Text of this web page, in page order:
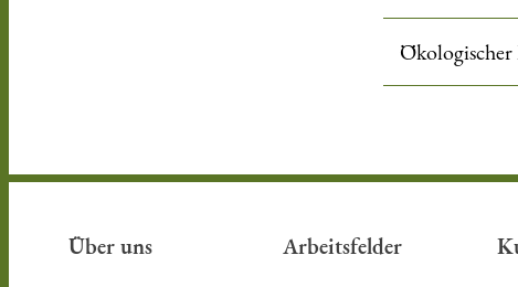
Über uns Arbeitsfelder